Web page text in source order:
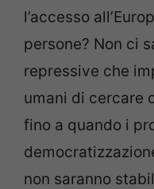
l’accesso
persone? Non ci
repressive che
umani di cercare
fino a quando i
non saranno